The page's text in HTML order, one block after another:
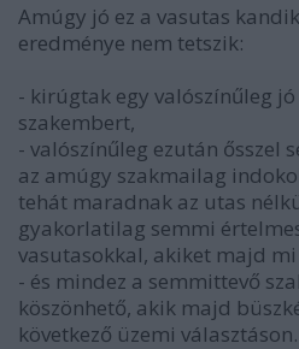
Amúgy jó ez a vasutas
eredménye nem tetszik:
- kirúgtak egy valószínűleg
szakembert,
- valószínűleg ezután ősszel
az amúgy szakmailag
tehát maradnak az utas
gyakorlatilag semmi
vasutasokkal, akiket majd
- és mindez a semmittevő
köszönhető, akik majd
következő üzemi választáson.